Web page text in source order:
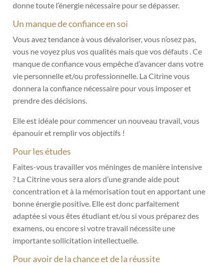
donne toute l’énergie nécessaire pour se dépasser.
Un manque de confiance en soi
Vous avez tendance à vous dévaloriser, vous n’osez pas,
vous ne voyez plus vos qualités mais que vos défauts . Ce
manque de confiance vous empêche d’avancer dans votre
vie personnelle et/ou professionnelle. La Citrine vous
donnera la confiance nécessaire pour vous imposer et
prendre des décisions.
Elle est idéale pour commencer un nouveau travail, vous
épanouir et remplir vos objectifs !
Pour les études
Faites-vous travailler vos méninges de manière intensive
? La Citrine vous sera alors d’une grande aide pout
concentration et à la mémorisation tout en apportant une
bonne énergie positive. Elle est donc parfaitement
adaptée si vous êtes étudiant et/ou si vous préparez des
examens, ou encore si votre travail nécessite une
importante sollicitation intellectuelle.
Pour avoir de la chance et de la réussite